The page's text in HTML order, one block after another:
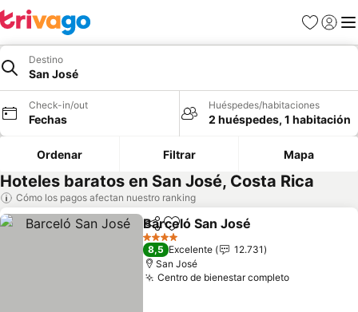
Favoritos
Iniciar
Destino
San José
Check-in/out
Fechas
Huéspedes/habitaciones
2 huéspedes, 1 habitación
Ordenar Filtrar Mapa
Hoteles baratos en San José, Costa Rica
Cómo los pagos afectan nuestro ranking
CompartirAgregar a favoritos
Barceló San José
4 Estrellas
8,5 Excelente
12.731
San José
Centro de bienestar completo